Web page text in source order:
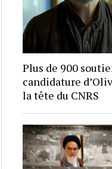
Plus de 900
candidature
la tête du CNRS